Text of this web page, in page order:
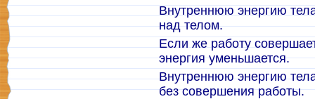
Внутреннюю энергию
над телом.
Если же работу
энергия уменьшается.
Внутреннюю энергию
без совершения работы.